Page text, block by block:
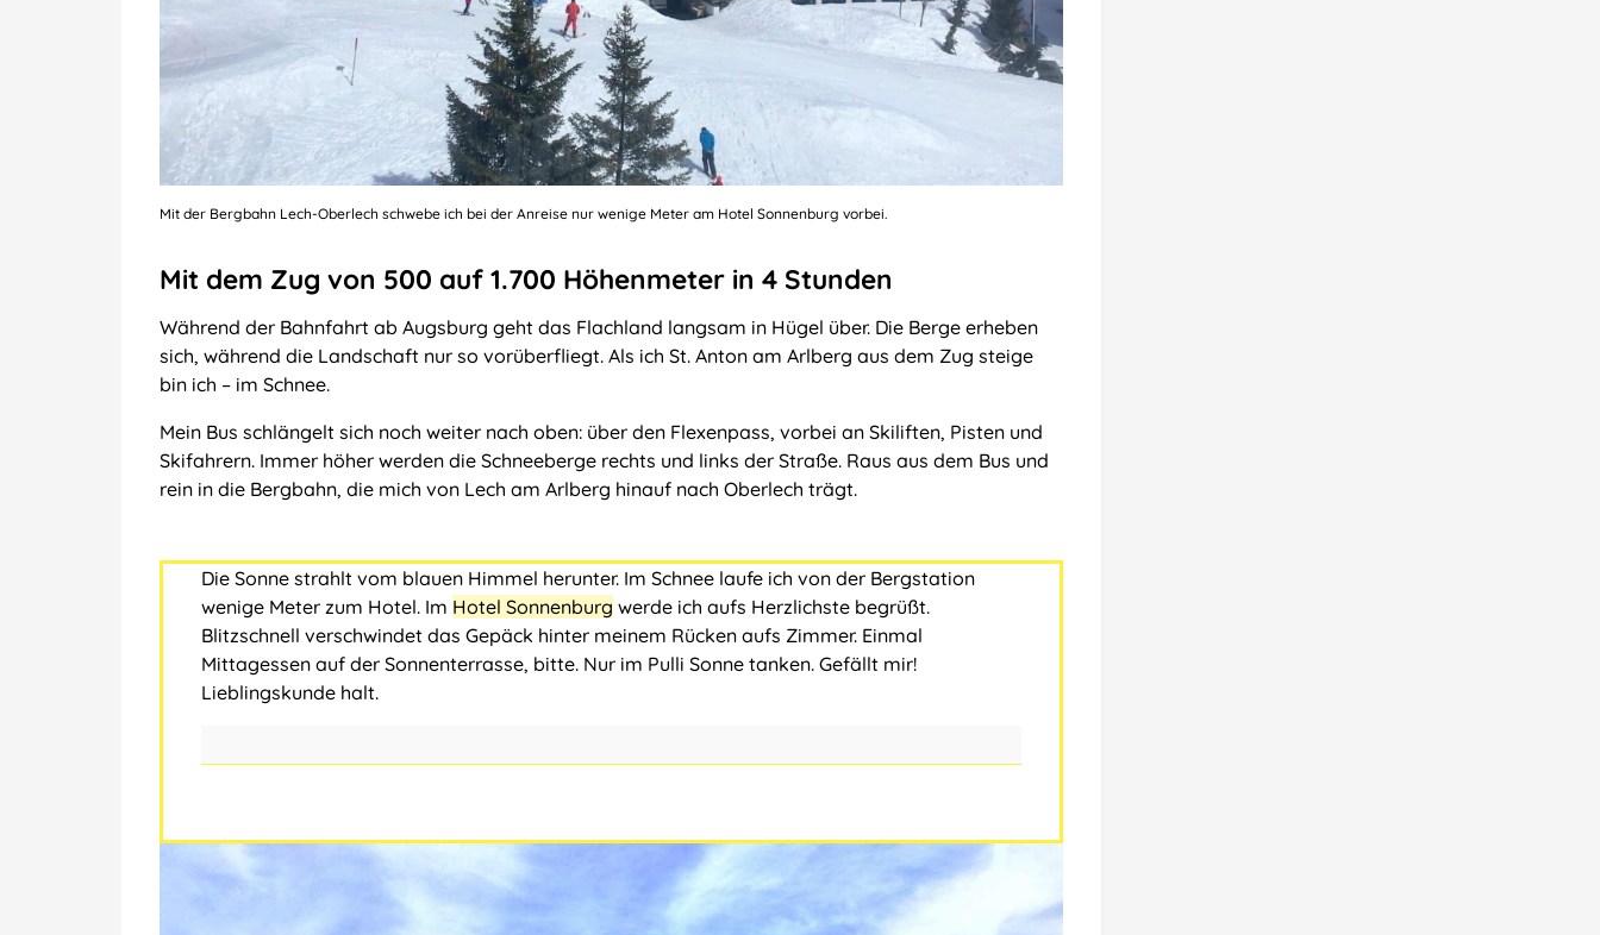
Mit der Bergbahn Lech-Oberlech schwebe ich bei der Anreise nur wenige Meter am Hotel Sonnenburg vorbei.
Mit dem Zug von 500 auf 1.700 Höhenmeter in 4 Stunden
Während der Bahnfahrt ab Augsburg geht das Flachland langsam in Hügel über. Die Berge erheben
sich, während die Landschaft nur so vorüberfliegt. Als ich St. Anton am Arlberg aus dem Zug steige
bin ich ‒ im Schnee.
Mein Bus schlängelt sich noch weiter nach oben: über den Flexenpass, vorbei an Skiliften, Pisten und
Skifahrern. Immer höher werden die Schneeberge rechts und links der Straße. Raus aus dem Bus und
rein in die Bergbahn, die mich von Lech am Arlberg hinauf nach Oberlech trägt.
Die Sonne strahlt vom blauen Himmel herunter. Im Schnee laufe ich von der Bergstation
wenige Meter zum Hotel. Im Hotel Sonnenburg werde ich aufs Herzlichste begrüßt.
Blitzschnell verschwindet das Gepäck hinter meinem Rücken aufs Zimmer. Einmal
Mittagessen auf der Sonnenterrasse, bitte. Nur im Pulli Sonne tanken. Gefällt mir!
Lieblingskunde halt.